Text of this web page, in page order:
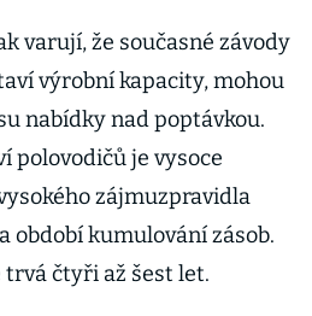
varují, že současné závody
výrobní kapacity, mohou
nabídky nad poptávkou.
polovodičů je vysoce
zájmuzpravidla
období kumulování zásob.
trvá čtyři až šest let.